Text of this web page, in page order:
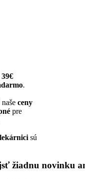
.
ceny
pre
sú
žiadnu novinku